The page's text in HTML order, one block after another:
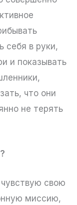
себя в руки,
и показывать
что они
не терять
свою
миссию,